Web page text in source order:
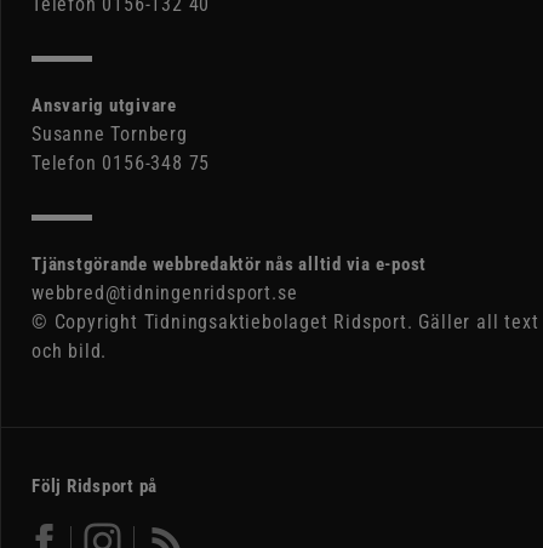
Ansvarig utgivare
Susanne Tornberg
Telefon 0156-348 75
Tjänstgörande webbredaktör nås alltid via e-post
webbred@tidningenridsport.se
© Copyright Tidningsaktiebolaget Ridsport. Gäller all text
och bild.
Följ Ridsport på